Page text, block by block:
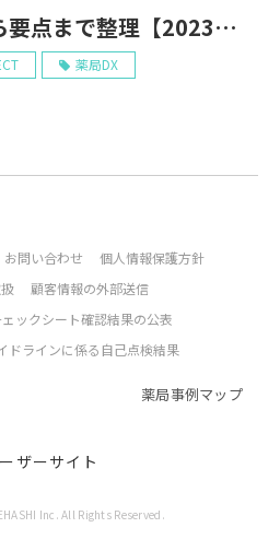
点まで整理【2023年最
薬局DX
お問い合わせ
個人情報保護方針
顧客情報の外部送信
ックシート確認結果の公表
ドラインに係る自己点検結果
薬局事例マップ
ザーサイト
Inc. All Rights Reserved.